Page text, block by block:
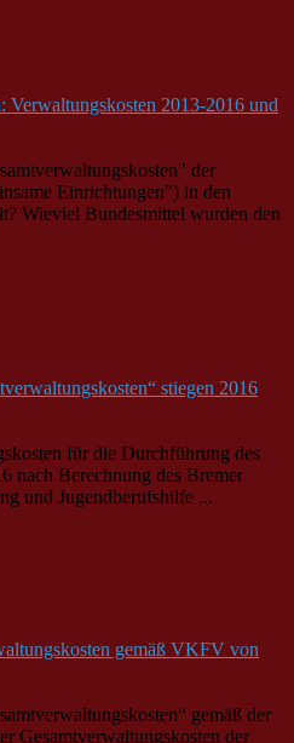
Verwaltungskosten 2013-2016 und
der
Einrichtungen") in den
Wieviel Bundesmittel wurden den
stiegen 2016
für die Durchführung des
nach Berechnung des Bremer
und Jugendberufshilfe ...
gemäß VKFV von
gemäß der
Gesamtverwaltungskosten der